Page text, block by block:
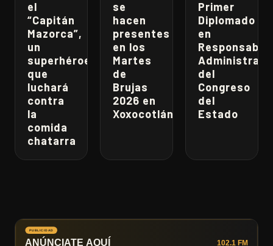
el
“Capitán
Mazorca”,
un
superhéroe
que
luchará
contra
la
comida
chatarra
se
hacen
presentes
en los
Martes
de
Brujas
2026 en
Xoxocotlán
Primer
Diplomado
en
del
Congreso
del
Estado